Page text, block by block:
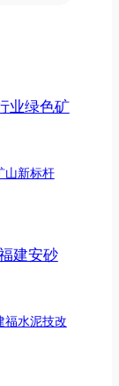
山新标杆
福水泥技改